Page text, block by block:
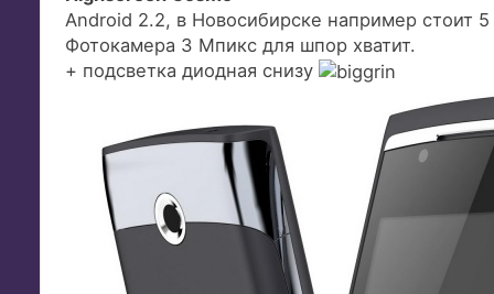
Android 2.2, в Новосибирске например стоит
Фотокамера 3 Mпикс для шпор хватит.
+ подсветка диодная снизу